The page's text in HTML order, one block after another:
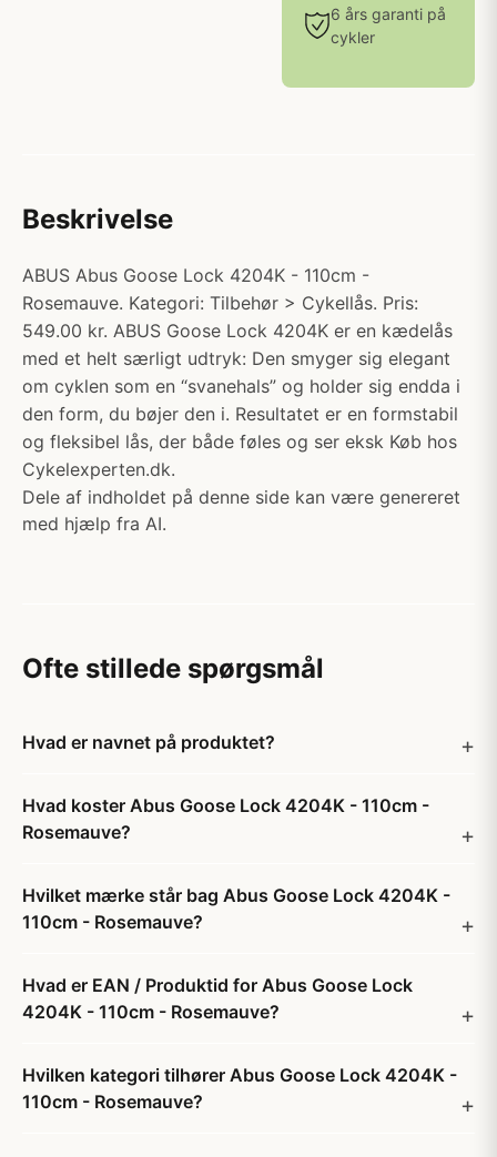
6 års garanti på
cykler
Beskrivelse
ABUS Abus Goose Lock 4204K - 110cm -
Rosemauve. Kategori: Tilbehør > Cykellås. Pris:
549.00 kr. ABUS Goose Lock 4204K er en kædelås
med et helt særligt udtryk: Den smyger sig elegant
om cyklen som en “svanehals” og holder sig endda i
den form, du bøjer den i. Resultatet er en formstabil
og fleksibel lås, der både føles og ser eksk Køb hos
Cykelexperten.dk.
Dele af indholdet på denne side kan være genereret
med hjælp fra AI.
Ofte stillede spørgsmål
Hvad er navnet på produktet?
Hvad koster Abus Goose Lock 4204K - 110cm -
Rosemauve?
Hvilket mærke står bag Abus Goose Lock 4204K -
110cm - Rosemauve?
Hvad er EAN / Produktid for Abus Goose Lock
4204K - 110cm - Rosemauve?
Hvilken kategori tilhører Abus Goose Lock 4204K -
110cm - Rosemauve?